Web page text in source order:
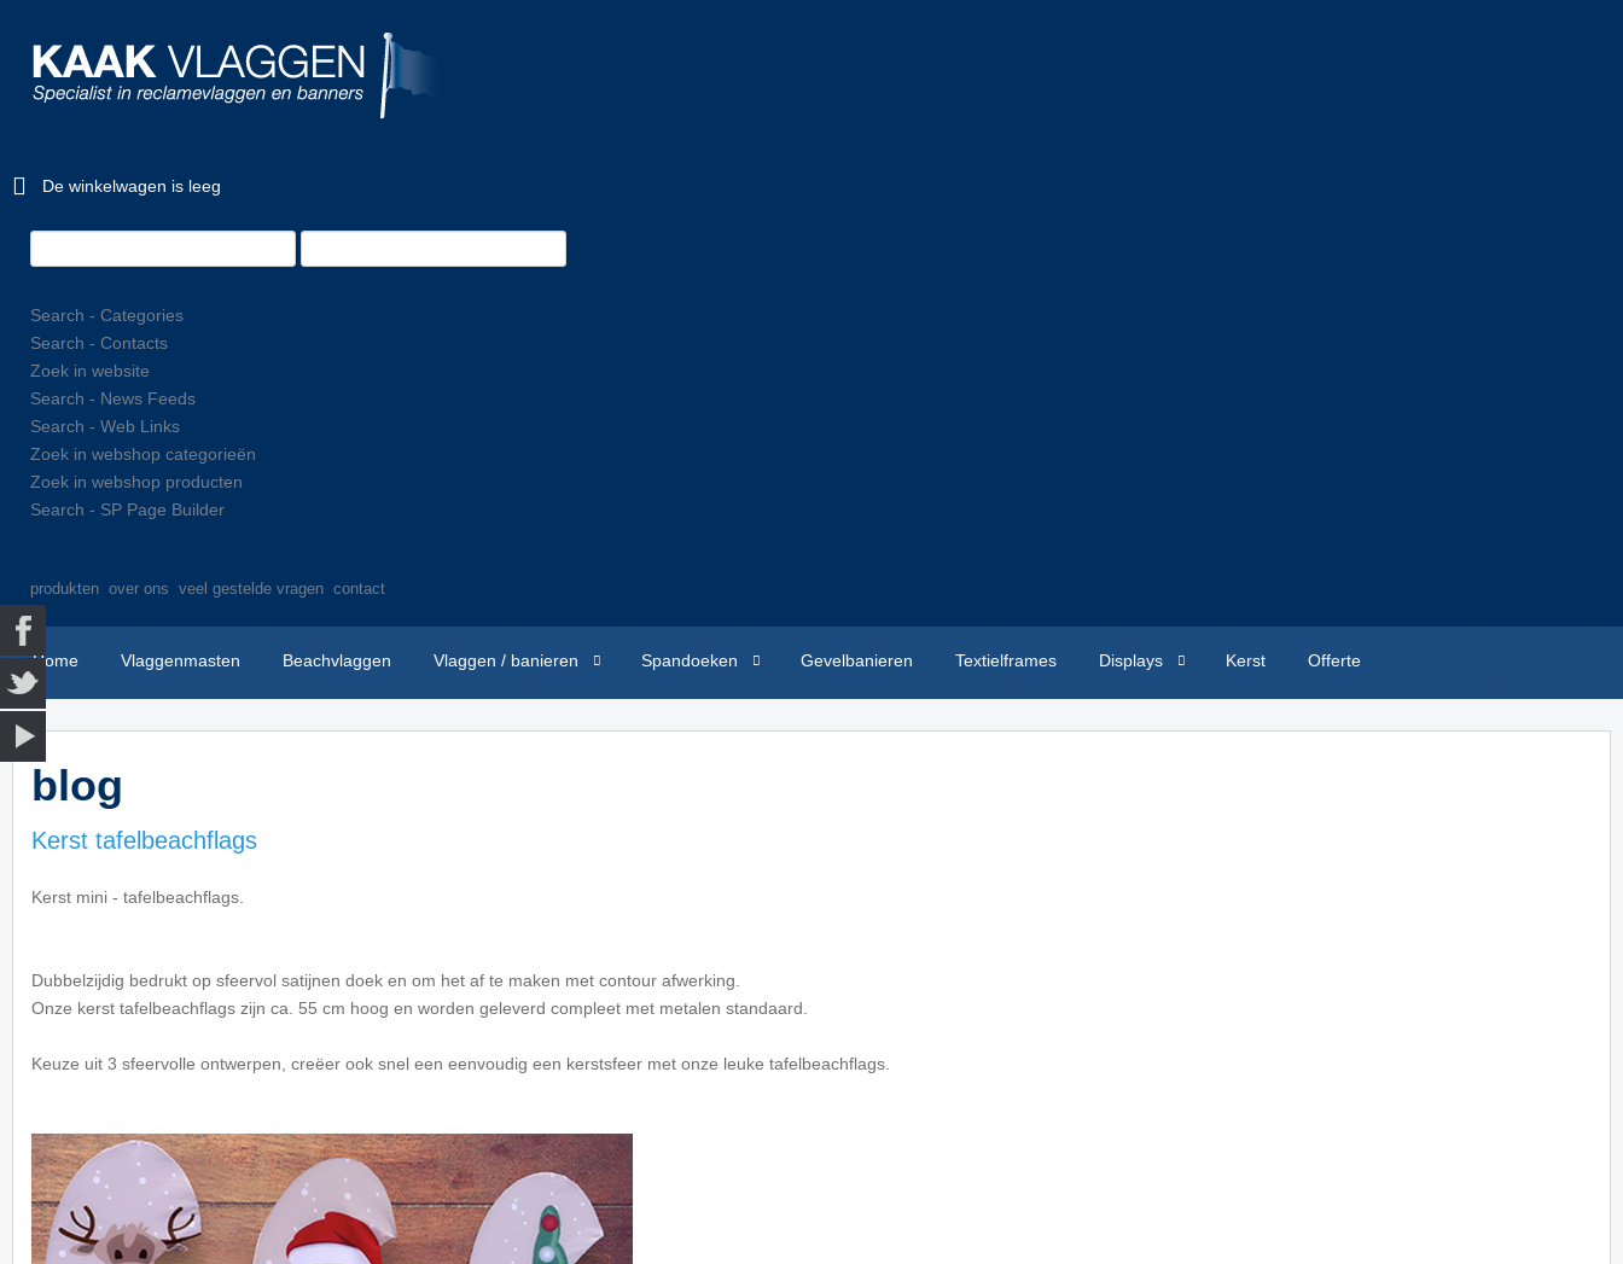
De winkelwagen is leeg
Search - Categories
Search - Contacts
Zoek in website
Search - News Feeds
Search - Web Links
Zoek in webshop categorieën
Zoek in webshop producten
Search - SP Page Builder
produkten over ons veel gestelde vragen contact
Home Vlaggenmasten Beachvlaggen Vlaggen / banieren Spandoeken Gevelbanieren Textielframes Displays Kerst Offerte
blog
Kerst tafelbeachflags
Kerst mini - tafelbeachflags.
Dubbelzijdig bedrukt op sfeervol satijnen doek en om het af te maken met contour afwerking.
Onze kerst tafelbeachflags zijn ca. 55 cm hoog en worden geleverd compleet met metalen standaard.
Keuze uit 3 sfeervolle ontwerpen, creëer ook snel een eenvoudig een kerstsfeer met onze leuke tafelbeachflags.